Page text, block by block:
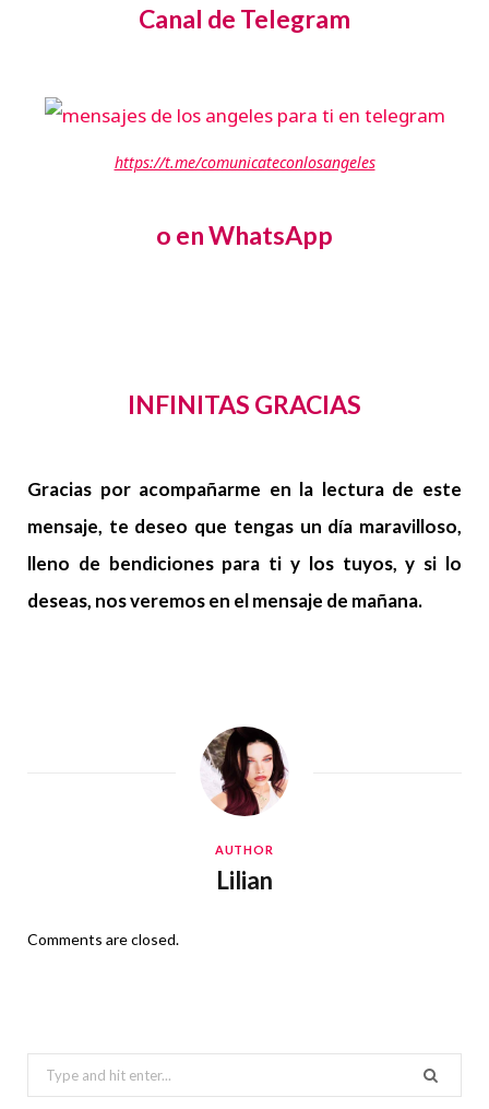
Canal de Telegram
https://t.me/comunicateconlosangeles
o en WhatsApp
INFINITAS GRACIAS
Gracias por acompañarme en la lectura de este
mensaje, te deseo que tengas un día maravilloso,
lleno de bendiciones para ti y los tuyos, y si lo
deseas, nos veremos en el mensaje de mañana.
AUTHOR
Lilian
Comments are closed.
Search
for: